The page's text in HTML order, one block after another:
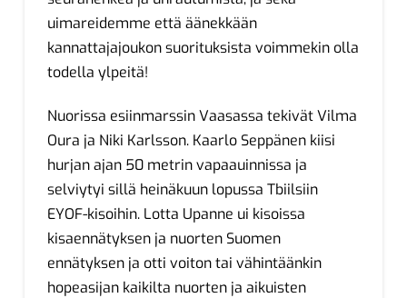
uimareidemme että äänekkään
kannattajajoukon suorituksista voimmekin olla
todella ylpeitä!
Nuorissa esiinmarssin Vaasassa tekivät Vilma
Oura ja Niki Karlsson. Kaarlo Seppänen kiisi
hurjan ajan 50 metrin vapaauinnissa ja
selviytyi sillä heinäkuun lopussa Tbiilsiin
EYOF-kisoihin. Lotta Upanne ui kisoissa
kisaennätyksen ja nuorten Suomen
ennätyksen ja otti voiton tai vähintäänkin
hopeasijan kaikilta nuorten ja aikuisten